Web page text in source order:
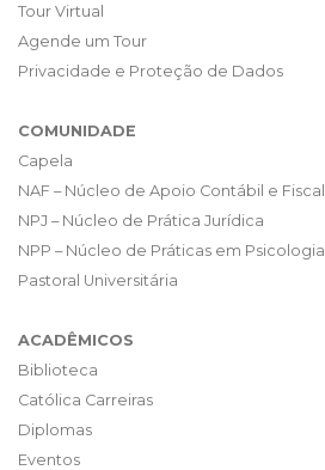
Tour Virtual
Agende um Tour
Privacidade e Proteção de Dados
COMUNIDADE
Capela
NAF – Núcleo de Apoio Contábil e Fiscal
NPJ – Núcleo de Prática Jurídica
NPP – Núcleo de Práticas em Psicologia
Pastoral Universitária
ACADÊMICOS
Biblioteca
Católica Carreiras
Diplomas
Eventos